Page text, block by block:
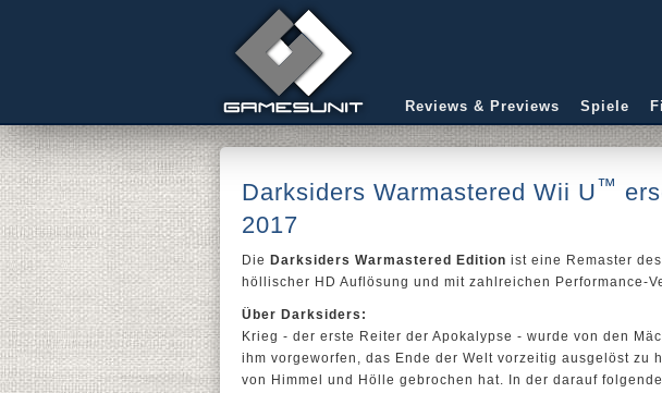
Reviews & Previews Spiele
Darksiders Warmastered Wii U™
2017
Die Darksiders Warmastered Edition ist eine Remaster
höllischer HD Auflösung und mit zahlreichen Performance-
Über Darksiders:
Krieg - der erste Reiter der Apokalypse - wurde von den
ihm vorgeworfen, das Ende der Welt vorzeitig ausgelöst zu
von Himmel und Hölle gebrochen hat. In der darauf